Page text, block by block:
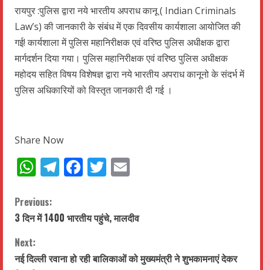
रायपुर :पुलिस द्वारा नये भारतीय अपराध कानू ( Indian Criminals
Law’s) की जानकारी के संबंध में एक दिवसीय कार्यशाला आयोजित की
गई! कार्यशाला में पुलिस महानिरीक्षक एवं वरिष्ठ पुलिस अधीक्षक द्वारा
मार्गदर्शन दिया गया। पुलिस महानिरीक्षक एवं वरिष्ठ पुलिस अधीक्षक
महोदय सहित विषय विशेषज्ञ द्वारा नये भारतीय अपराध कानूनो के संदर्भ में
पुलिस अधिकारियों को विस्तृत जानकारी दी गई ।
Share Now
WhatsApp
Telegram
Facebook
Twitter
C
o
n
Previous:
3 दिन में 1400 भारतीय पहुंचे, मालदीव
Next:
नई दिल्ली रवाना हो रही बालिकाओं को मुख्यमंत्री ने शुभकामनाएं देकर